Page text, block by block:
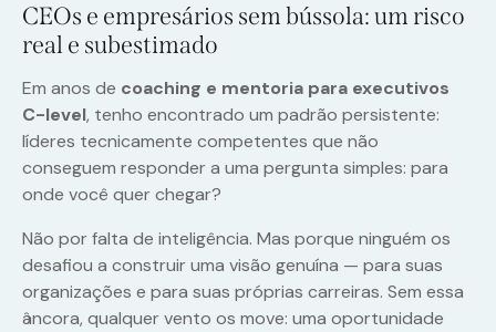
CEOs e empresários sem bússola: um risco
real e subestimado
Em anos de coaching e mentoria para executivos
C-level, tenho encontrado um padrão persistente:
líderes tecnicamente competentes que não
conseguem responder a uma pergunta simples: para
onde você quer chegar?
Não por falta de inteligência. Mas porque ninguém os
desafiou a construir uma visão genuína — para suas
organizações e para suas próprias carreiras. Sem essa
âncora, qualquer vento os move: uma oportunidade